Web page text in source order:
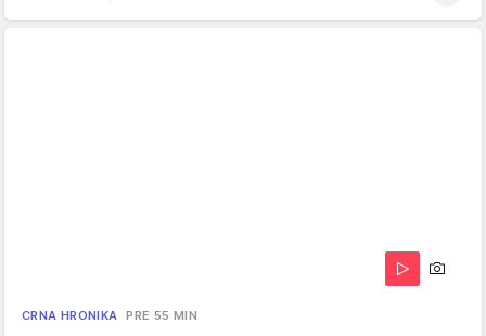
CRNA HRONIKA PRE 55 MIN